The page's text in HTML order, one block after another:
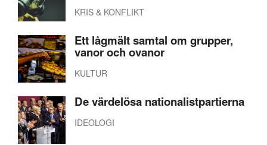
KRIS & KONFLIKT
Ett lågmält samtal om grupper,
vanor och ovanor
KULTUR
De värdelösa nationalistpartierna
IDEOLOGI